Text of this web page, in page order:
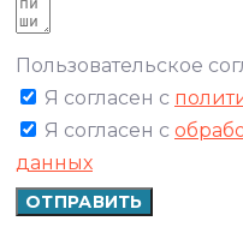
Пользовательское
Я согласен с
Я согласен с
данных
ОТПРАВИТЬ